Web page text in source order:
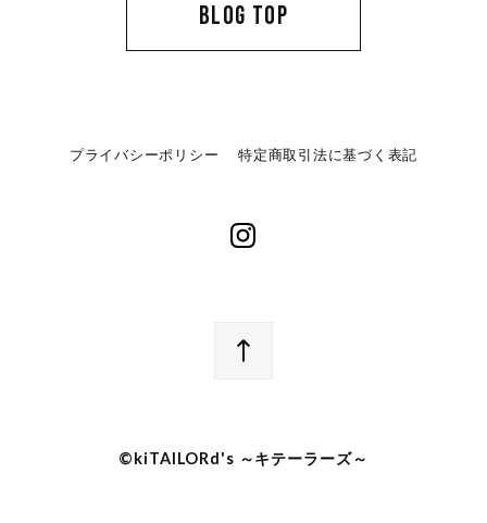
BLOG TOP
プライバシーポリシー 特定商取引法に基づく表記
©︎kiTAILORd's ～キテーラーズ～